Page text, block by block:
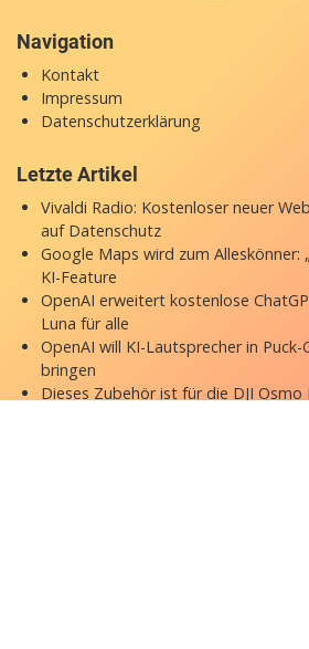
Navigation
Kontakt
Impressum
Datenschutzerklärung
Letzte Artikel
Vivaldi Radio: Kostenloser neuer
auf Datenschutz
Google Maps wird zum Alleskönner:
KI-Feature
OpenAI erweitert kostenlose
Luna für alle
OpenAI will KI-Lautsprecher in
bringen
Dieses Zubehör ist für die DJI